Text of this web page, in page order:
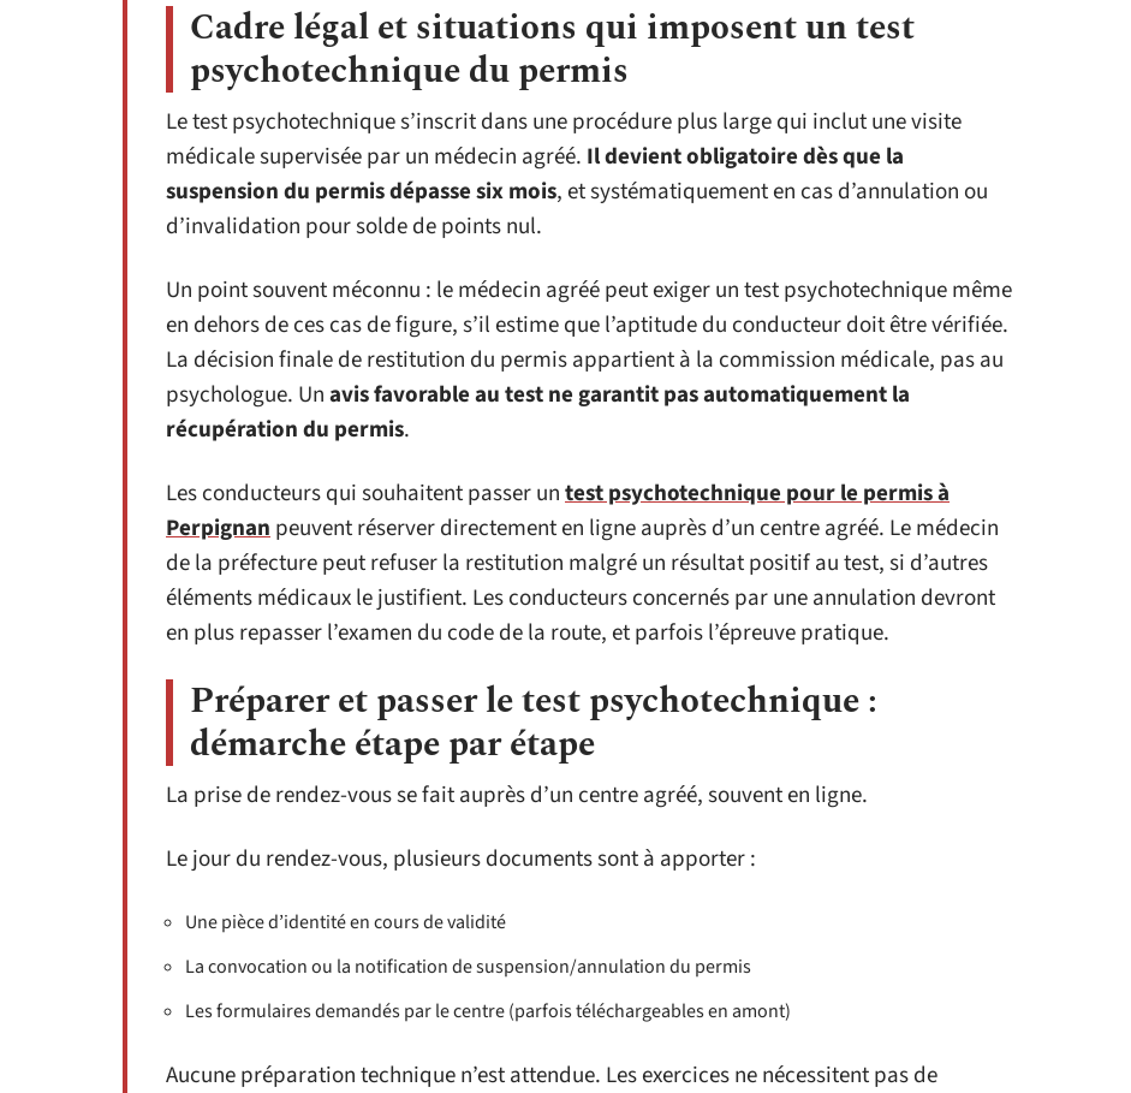
Cadre légal et situations qui imposent un test
psychotechnique du permis
Le test psychotechnique s’inscrit dans une procédure plus large qui inclut une visite
médicale supervisée par un médecin agréé. Il devient obligatoire dès que la
suspension du permis dépasse six mois, et systématiquement en cas d’annulation ou
d’invalidation pour solde de points nul.
Un point souvent méconnu : le médecin agréé peut exiger un test psychotechnique même
en dehors de ces cas de figure, s’il estime que l’aptitude du conducteur doit être vérifiée.
La décision finale de restitution du permis appartient à la commission médicale, pas au
psychologue. Unavis favorable au test ne garantit pas automatiquement la
récupération du permis.
Les conducteurs qui souhaitent passer untest psychotechnique pour le permis à
Perpignanpeuvent réserver directement en ligne auprès d’un centre agréé. Le médecin
de la préfecture peut refuser la restitution malgré un résultat positif au test, si d’autres
éléments médicaux le justifient. Les conducteurs concernés par une annulation devront
en plus repasser l’examen du code de la route, et parfois l’épreuve pratique.
Préparer et passer le test psychotechnique :
démarche étape par étape
La prise de rendez-vous se fait auprès d’un centre agréé, souvent en ligne.
Le jour du rendez-vous, plusieurs documents sont à apporter :
Une pièce d’identité en cours de validité
La convocation ou la notification de suspension/annulation du permis
Les formulaires demandés par le centre (parfois téléchargeables en amont)
Aucune préparation technique n’est attendue. Les exercices ne nécessitent pas de